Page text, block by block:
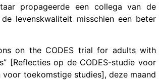
propageerde een collega van de
levenskwaliteit misschien een beter
on the CODES trial for adults with
[Reflecties op de CODES-studie voor
toekomstige studies], deze maand